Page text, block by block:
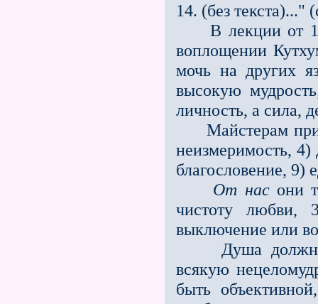
14. (без текста)..."
В лекции от
воплощении
мочь на других
высокую
личность, а сила,
Майстерам
неизмеримость, 4)
благословение, 9)
От насони
чистоту любви,
выключение или
Душа должна
всякую
быть